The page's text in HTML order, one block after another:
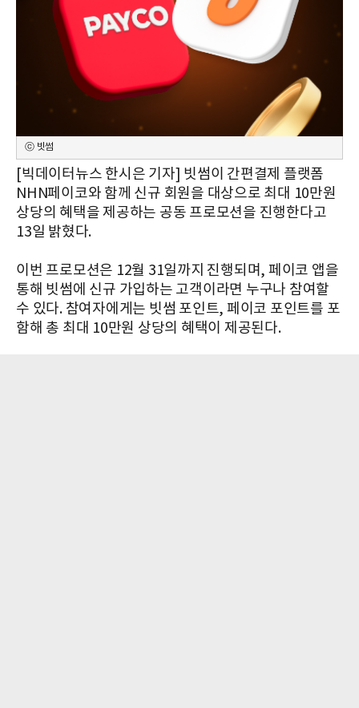
ⓒ 빗썸
[빅데이터뉴스 한시은 기자] 빗썸이 간편결제 플랫폼
NHN페이코와 함께 신규 회원을 대상으로 최대 10만원
상당의 혜택을 제공하는 공동 프로모션을 진행한다고
13일 밝혔다.
이번 프로모션은 12월 31일까지 진행되며, 페이코 앱을
통해 빗썸에 신규 가입하는 고객이라면 누구나 참여할
수 있다. 참여자에게는 빗썸 포인트, 페이코 포인트를 포
함해 총 최대 10만원 상당의 혜택이 제공된다.